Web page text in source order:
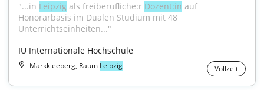
"...in Leipzig als freiberufliche:r Dozent:in auf
Honorarbasis im Dualen Studium mit 48
Unterrichtseinheiten..."
IU Internationale Hochschule
Markkleeberg, Raum Leipzig Vollzeit